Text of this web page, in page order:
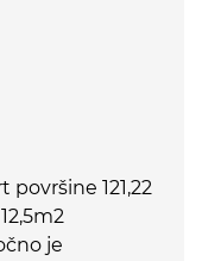
površine 121,22
je